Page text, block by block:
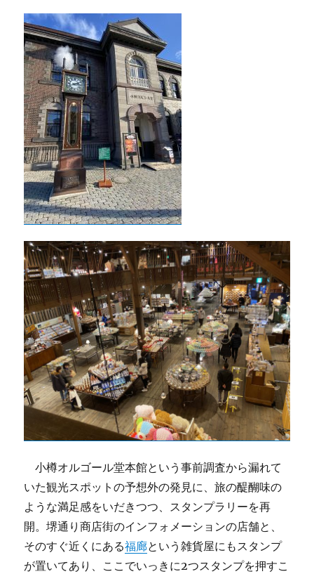
小樽オルゴール堂本館という事前調査から漏れて
いた観光スポットの予想外の発見に、旅の醍醐味の
ような満足感をいだきつつ、スタンプラリーを再
開。堺通り商店街のインフォメーションの店舗と、
そのすぐ近くにある福廊という雑貨屋にもスタンプ
が置いてあり、ここでいっきに2つスタンプを押すこ